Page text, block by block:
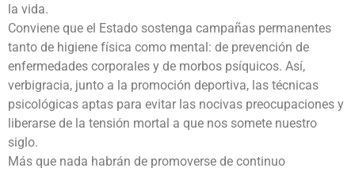
la vida.
Conviene que el Estado sostenga campañas permanentes
tanto de higiene física como mental: de prevención de
enfermedades corporales y de morbos psíquicos. Así,
verbigracia, junto a la promoción deportiva, las técnicas
psicológicas aptas para evitar las nocivas preocupaciones y
liberarse de la tensión mortal a que nos somete nuestro
siglo.
Más que nada habrán de promoverse de continuo